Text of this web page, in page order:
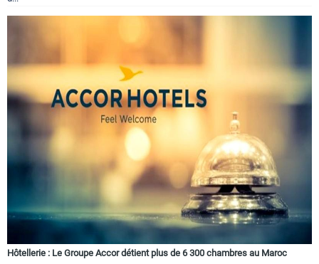
Hôtellerie : Le Groupe Accor détient plus de 6 300 chambres au Maroc